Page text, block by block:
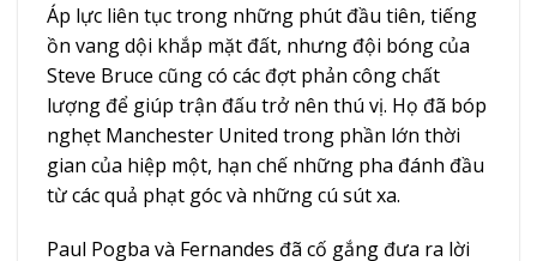
Áp lực liên tục trong những phút đầu tiên, tiếng
ồn vang dội khắp mặt đất, nhưng đội bóng của
Steve Bruce cũng có các đợt phản công chất
lượng để giúp trận đấu trở nên thú vị. Họ đã bóp
nghẹt Manchester United trong phần lớn thời
gian của hiệp một, hạn chế những pha đánh đầu
từ các quả phạt góc và những cú sút xa.
Paul Pogba và Fernandes đã cố gắng đưa ra lời